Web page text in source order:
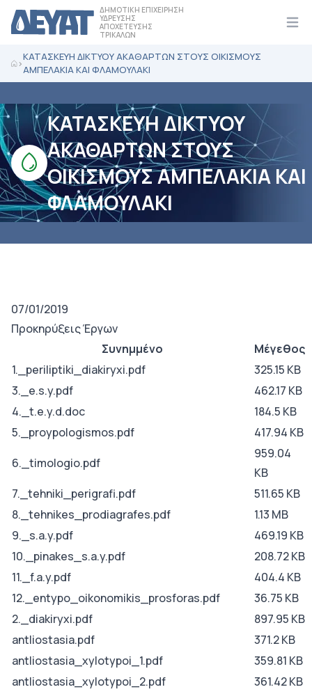
ΔΗΜΟΤΙΚΗ ΕΠΙΧΕΙΡΗΣΗ
ΥΔΡΕΥΣΗΣ
ΑΠΟΧΕΤΕΥΣΗΣ
ΤΡΙΚΑΛΩΝ
>
ΚΑΤΑΣΚΕΥΗ ΔΙΚΤΥΟΥ ΑΚΑΘΑΡΤΩΝ ΣΤΟΥΣ ΟΙΚΙΣΜΟΥΣ
ΑΜΠΕΛΑΚΙΑ ΚΑΙ ΦΛΑΜΟΥΛΑΚΙ
ΚΑΤΑΣΚΕΥΗ ΔΙΚΤΥΟΥ
ΑΚΑΘΑΡΤΩΝ ΣΤΟΥΣ
ΟΙΚΙΣΜΟΥΣ ΑΜΠΕΛΑΚΙΑ ΚΑΙ
ΦΛΑΜΟΥΛΑΚΙ
07/01/2019
Προκηρύξεις Έργων
Συνημμένο
Μέγεθος
1._periliptiki_diakiryxi.pdf
325.15 KB
3._e.s.y.pdf
462.17 KB
4._t.e.y.d.doc
184.5 KB
5._proypologismos.pdf
417.94 KB
6._timologio.pdf
959.04
KB
7._tehniki_perigrafi.pdf
511.65 KB
8._tehnikes_prodiagrafes.pdf
1.13 MB
9._s.a.y.pdf
469.19 KB
10._pinakes_s.a.y.pdf
208.72 KB
11._f.a.y.pdf
404.4 KB
12._entypo_oikonomikis_prosforas.pdf
36.75 KB
2._diakiryxi.pdf
897.95 KB
antliostasia.pdf
371.2 KB
antliostasia_xylotypoi_1.pdf
359.81 KB
antliostasia_xylotypoi_2.pdf
361.42 KB